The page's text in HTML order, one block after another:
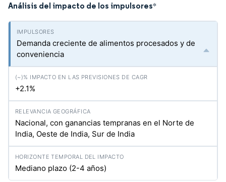
Análisis del impacto de los impulsores*
Demanda creciente de alimentos procesados y de
conveniencia
+2.1%
Nacional, con ganancias tempranas en el Norte de
India, Oeste de India, Sur de India
Mediano plazo (2-4 años)